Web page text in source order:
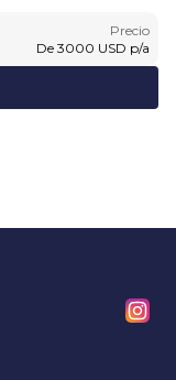
Precio
De 3000 USD p/a